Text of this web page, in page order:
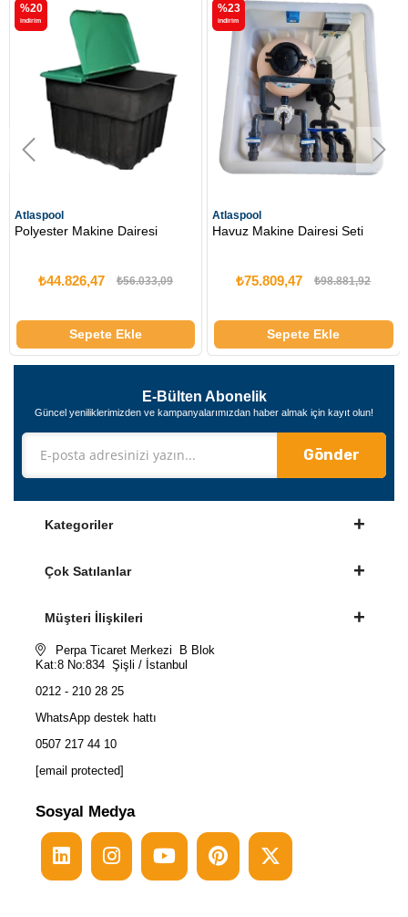
Makine Dairesi
₺56.033,09
Sepete Ekle
Havuz Makine Dairesi Seti
₺75.809,47 ₺98.881,92
Sepete Ekle
Plastik
%20
E-Bülten Abonelik
Güncel yeniliklerimizden ve kampanyalarımızdan haber almak için kayıt olun!
Gönder
Kategoriler
Çok Satılanlar
Müşteri İlişkileri
Perpa Ticaret Merkezi B Blok
Kat:8 No:834 Şişli / İstanbul
0212 - 210 28 25
WhatsApp destek hattı
0507 217 44 10
[email protected]
Sosyal Medya